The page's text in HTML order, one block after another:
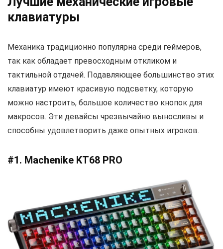
клавиатуры
Механика традиционно популярна среди геймеров,
так как обладает превосходным откликом и
тактильной отдачей. Подавляющее большинство этих
клавиатур имеют красивую подсветку, которую
можно настроить, большое количество кнопок для
макросов. Эти девайсы чрезвычайно выносливы и
способны удовлетворить даже опытных игроков.
#1. Machenike KT68 PRO